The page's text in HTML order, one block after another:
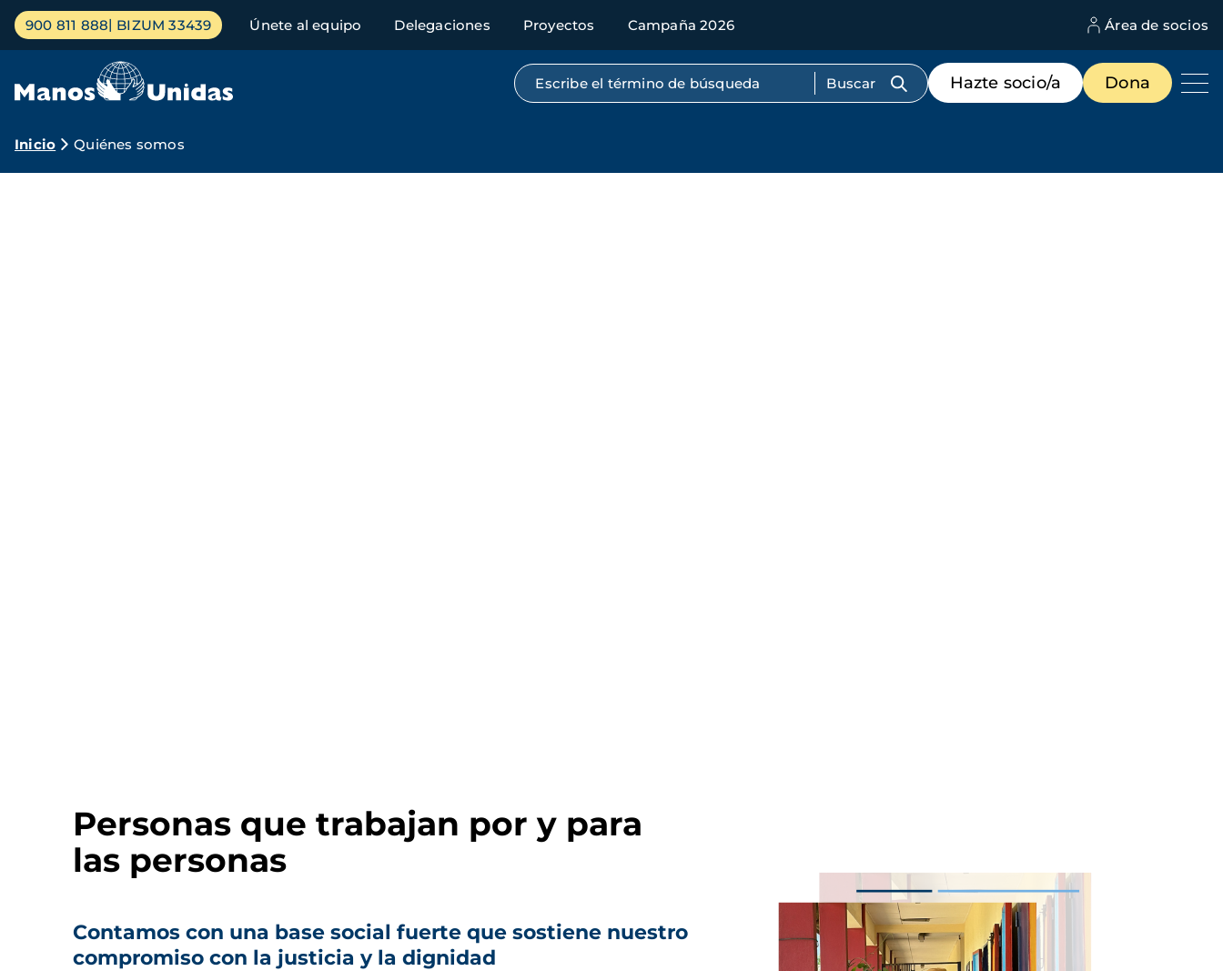
Pasar
contenido
Menú
principal
900 811 888 BIZUM 33439 Únete al equipo Delegaciones Proyectos Campaña 2026 Área de socios
Búsqueda por texto completo
Menú
de
destacados
Hazte socio/a Dona
Ruta
Inicio Quiénes somos
Personas que trabajan por y para
las personas
Contamos con una base social fuerte que sostiene nuestro
compromiso con la justicia y la dignidad